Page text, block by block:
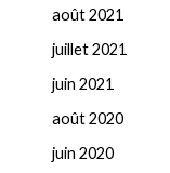
août 2021
juillet 2021
juin 2021
août 2020
juin 2020